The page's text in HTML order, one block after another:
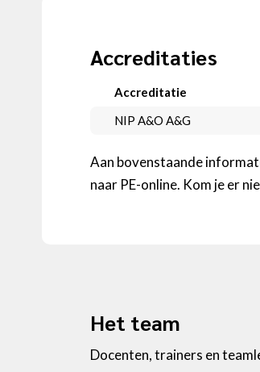
Accreditaties
Accreditatie
NIP A&O A&G
Aan bovenstaande
naar PE-online. Kom je er
Het team
Docenten, trainers en